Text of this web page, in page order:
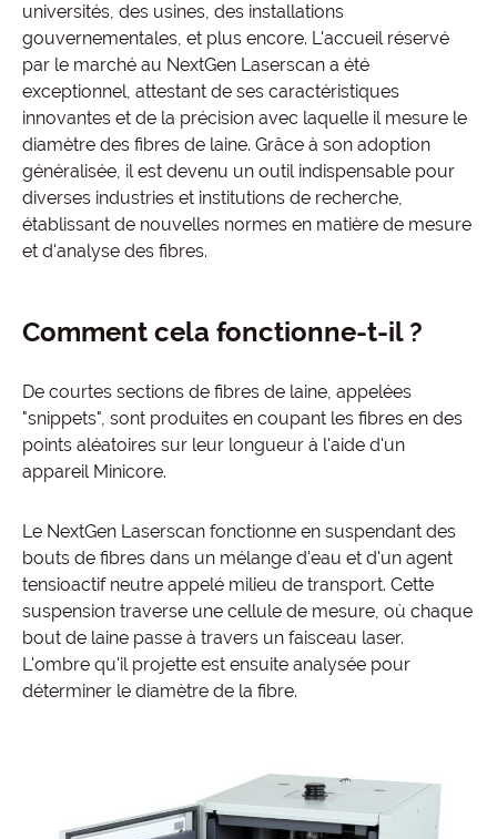
universités, des usines, des installations
gouvernementales, et plus encore. L'accueil réservé
par le marché au NextGen Laserscan a été
exceptionnel, attestant de ses caractéristiques
innovantes et de la précision avec laquelle il mesure le
diamètre des fibres de laine. Grâce à son adoption
généralisée, il est devenu un outil indispensable pour
diverses industries et institutions de recherche,
établissant de nouvelles normes en matière de mesure
et d'analyse des fibres.
Comment cela fonctionne-t-il ?
De courtes sections de fibres de laine, appelées
"snippets", sont produites en coupant les fibres en des
points aléatoires sur leur longueur à l'aide d'un
appareil Minicore.
Le NextGen Laserscan fonctionne en suspendant des
bouts de fibres dans un mélange d'eau et d'un agent
tensioactif neutre appelé milieu de transport. Cette
suspension traverse une cellule de mesure, où chaque
bout de laine passe à travers un faisceau laser.
L'ombre qu'il projette est ensuite analysée pour
déterminer le diamètre de la fibre.